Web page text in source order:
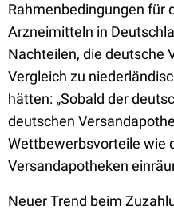
Rahmenbedingungen für
Arzneimitteln in
Nachteilen, die deutsche
Vergleich zu
hätten: „Sobald der
deutschen
Wettbewerbsvorteile wie
Versandapotheken
Neuer Trend beim